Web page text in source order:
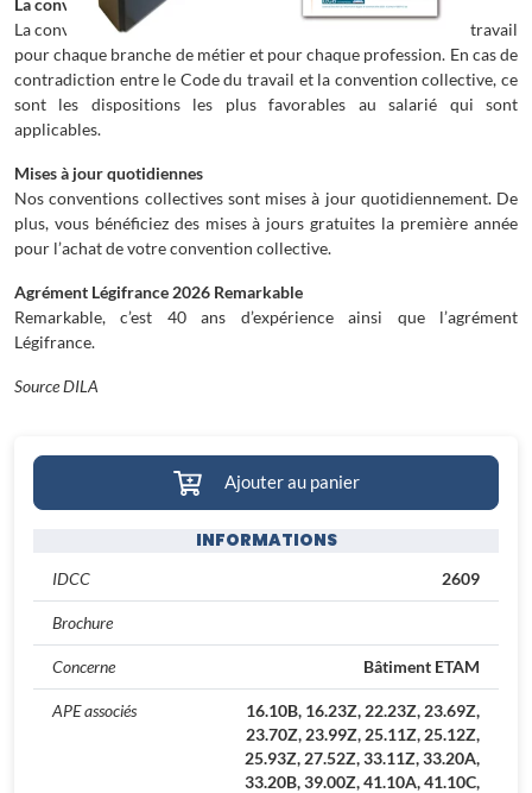
La convention collective
La convention collective complète les dispositions du code du travail
pour chaque branche de métier et pour chaque profession. En cas de
contradiction entre le Code du travail et la convention collective, ce
sont les dispositions les plus favorables au salarié qui sont
applicables.
Mises à jour quotidiennes
Nos conventions collectives sont mises à jour quotidiennement. De
plus, vous bénéficiez des mises à jours gratuites la première année
pour l’achat de votre convention collective.
Agrément Légifrance 2026 Remarkable
Remarkable, c’est 40 ans d’expérience ainsi que l’agrément
Légifrance.
Source DILA
Ajouter au panier
INFORMATIONS
IDCC 2609
Brochure
Concerne Bâtiment ETAM
APE associés
16.10B, 16.23Z, 22.23Z, 23.69Z,
23.70Z, 23.99Z, 25.11Z, 25.12Z,
25.93Z, 27.52Z, 33.11Z, 33.20A,
33.20B, 39.00Z, 41.10A, 41.10C,